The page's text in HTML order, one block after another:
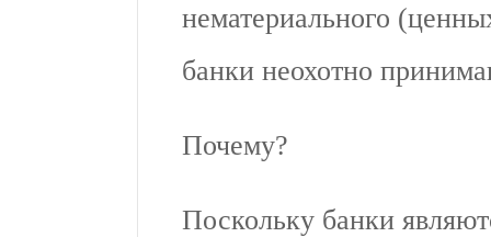
нематериального
банки неохотно
Почему?
Поскольку банки